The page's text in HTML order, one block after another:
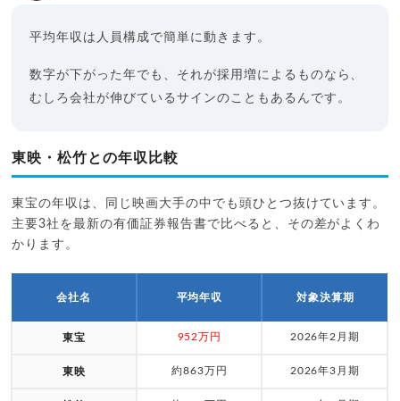
平均年収は人員構成で簡単に動きます。
数字が下がった年でも、それが採用増によるものなら、
むしろ会社が伸びているサインのこともあるんです。
東映・松竹との年収比較
東宝の年収は、同じ映画大手の中でも頭ひとつ抜けています。
主要3社を最新の有価証券報告書で比べると、その差がよくわ
かります。
会社名 平均年収 対象決算期
東宝 952万円 2026年2月期
東映 約863万円 2026年3月期